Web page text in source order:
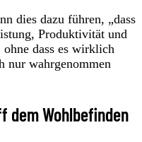
dies dazu führen, „dass
Produktivität und
ohne dass es wirklich
nur wahrgenommen
dem Wohlbefinden